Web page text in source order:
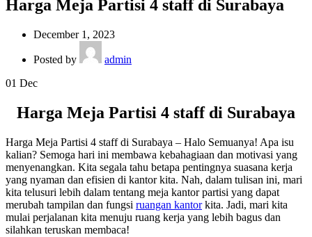
Harga Meja Partisi 4 staff di Surabaya
December 1, 2023
Posted by
admin
01 Dec
Harga Meja Partisi 4 staff di Surabaya
Harga Meja Partisi 4 staff di Surabaya – Halo Semuanya! Apa isu
kalian? Semoga hari ini membawa kebahagiaan dan motivasi yang
menyenangkan. Kita segala tahu betapa pentingnya suasana kerja
yang nyaman dan efisien di kantor kita. Nah, dalam tulisan ini, mari
kita telusuri lebih dalam tentang meja kantor partisi yang dapat
merubah tampilan dan fungsi ruangan kantorkita. Jadi, mari kita
mulai perjalanan kita menuju ruang kerja yang lebih bagus dan
silahkan teruskan membaca!